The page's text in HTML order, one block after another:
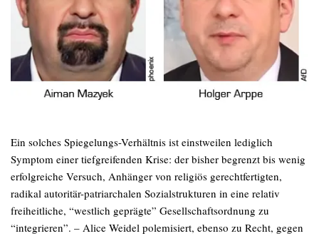
Ein solches Spiegelungs-Verhältnis ist einstweilen lediglich
Symptom einer tiefgreifenden Krise: der bisher begrenzt bis wenig
erfolgreiche Versuch, Anhänger von religiös gerechtfertigten,
radikal autoritär-patriarchalen Sozialstrukturen in eine relativ
freiheitliche, “westlich geprägte” Gesellschaftsordnung zu
“integrieren”. – Alice Weidel polemisiert, ebenso zu Recht, gegen